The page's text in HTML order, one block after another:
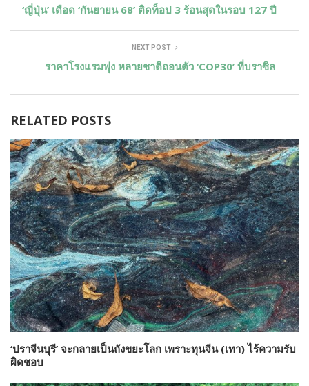
‘ญี่ปุ่น’ เดือด ‘กันยายน 68’ ติดท็อป 3 ร้อนสุดในรอบ 127 ปี
NEXT POST
ราคาโรงแรมพุ่ง หลายชาติถอนตัว ‘COP30’ ที่บราซิล
RELATED POSTS
‘ปราจีนบุรี’ จะกลายเป็นถังขยะโลก เพราะทุนจีน (เทา) ไร้ความรับ
ผิดชอบ